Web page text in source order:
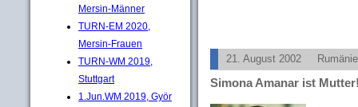
Mersin-Männer
TURN-EM 2020,
Mersin-Frauen
TURN-WM 2019,
Stuttgart
1.Jun.WM 2019, Györ
21. August 2002
Simona Amanar ist